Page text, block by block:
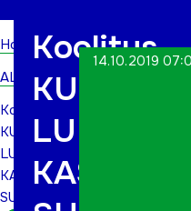
Home
ALWs
Koolitus
KUIDAS
LUUA
KASULIKKE
SUHTEID?
Koolitus
KUIDAS
LUUA
14.10.2019